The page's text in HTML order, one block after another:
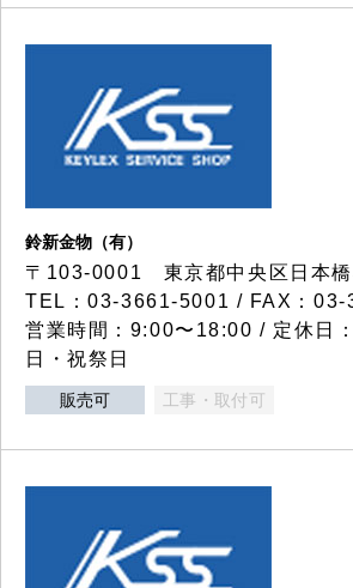
鈴新金物（有）
〒103-0001 東京都中央区日本
TEL：03-3661-5001 / FAX：03-
営業時間：9:00〜18:00 / 定休日
日・祝祭日
販売可 工事・取付可